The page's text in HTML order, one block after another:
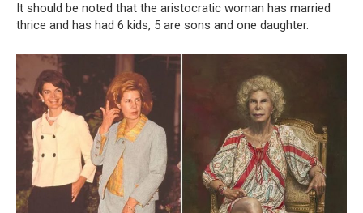
It should be noted that the aristocratic woman has married
thrice and has had 6 kids, 5 are sons and one daughter.